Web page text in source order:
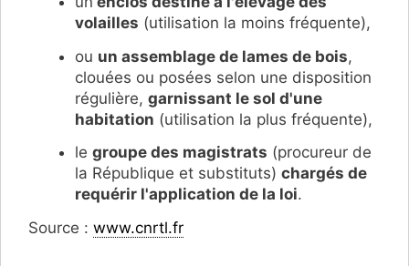
volailles (utilisation la moins fréquente),
ou un assemblage de lames de bois,
clouées ou posées selon une disposition
régulière, garnissant le sol d'une
habitation (utilisation la plus fréquente),
le groupe des magistrats (procureur de
la République et substituts) chargés de
requérir l'application de la loi.
Source : www.cnrtl.fr